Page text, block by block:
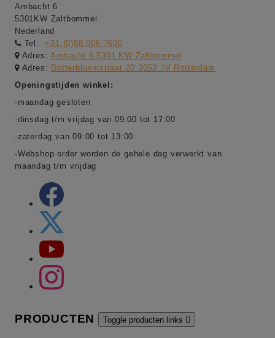
Ambacht 6
5301KW Zaltbommel
Nederland
Tel:
+31 (0)88 006 7600
Adres:Ambacht 6 5301 KW Zaltbommel
Adres: Dotterbloemstraat 20 3053 JV Rotterdam
Openingstijden winkel:
-maandag gesloten
-dinsdag t/m vrijdag van 09:00 tot 17:00
-zaterdag van 09:00 tot 13:00
-Webshop order worden de gehele dag verwerkt van
maandag t/m vrijdag
PRODUCTEN Toggle producten links 